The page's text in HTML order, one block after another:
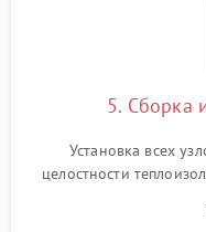
5. Сборка
Установка всех
целостности
исключить
Надежная